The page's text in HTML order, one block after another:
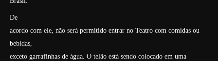
De
acordo com ele, não será permitido entrar no Teatro com comidas ou
bebidas,
exceto garrafinhas de água. O telão está sendo colocado em uma